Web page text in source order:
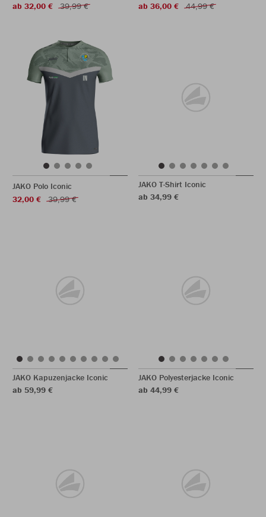
ab 32,00 €
39,99 €
ab 36,00 €
44,99 €
JAKO Polo Iconic
32,00 €
39,99 €
JAKO T-Shirt Iconic
ab 34,99 €
JAKO Kapuzenjacke Iconic
ab 59,99 €
JAKO Polyesterjacke Iconic
ab 44,99 €